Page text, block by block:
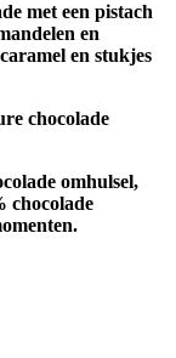
met een pistach
en
en stukjes
chocolade
omhulsel,
chocolade